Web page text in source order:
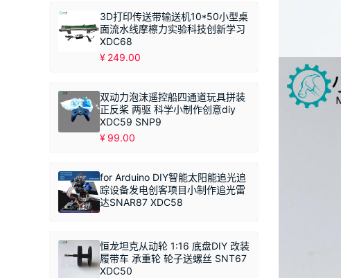
3D打印传送带输送机10*50小型桌
面流水线摩檫力实验科技创新学习
XDC68
¥ 249.00
双动力泡沫遥控船四通道玩具拼装
正反桨 两驱 科学小制作创意diy
XDC59 SNP9
¥ 99.00
for Arduino DIY智能太阳能追光追
踪设备发电创客项目小制作追光雷
达SNAR87 XDC58
恒龙坦克从动轮 1:16 底盘DIY 改装
履带车 承重轮 轮子送螺丝 SNT67
XDC50